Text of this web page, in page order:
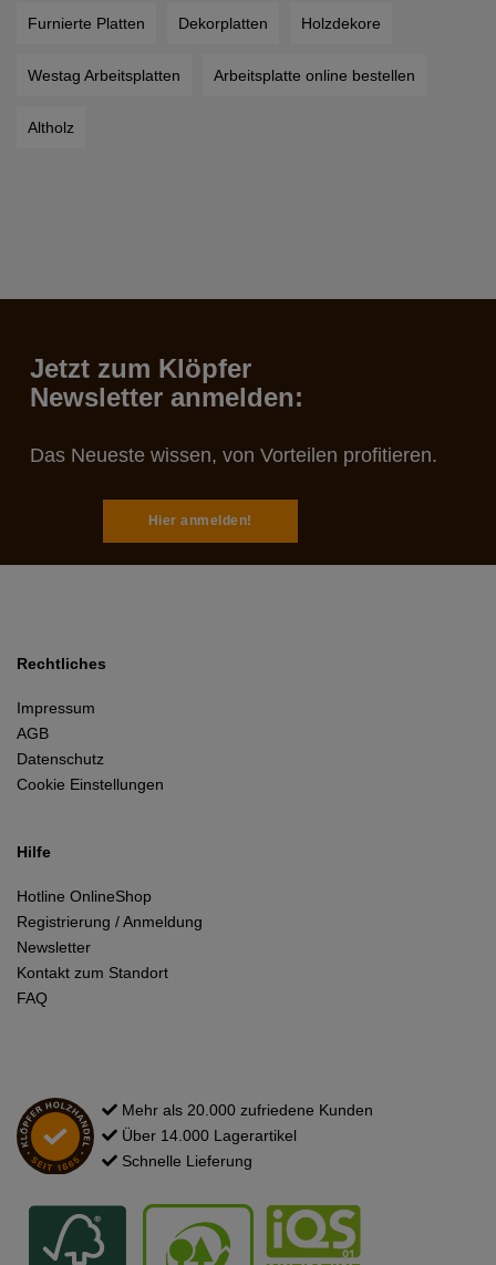
Furnierte Platten Dekorplatten Holzdekore
Westag Arbeitsplatten Arbeitsplatte online bestellen
Altholz
Jetzt zum Klöpfer
Newsletter anmelden:
Das Neueste wissen, von Vorteilen profitieren.
Hier anmelden!
Rechtliches
Impressum
AGB
Datenschutz
Cookie Einstellungen
Hilfe
Hotline OnlineShop
Registrierung / Anmeldung
Newsletter
Kontakt zum Standort
FAQ
Mehr als 20.000 zufriedene Kunden
Über 14.000 Lagerartikel
Schnelle Lieferung